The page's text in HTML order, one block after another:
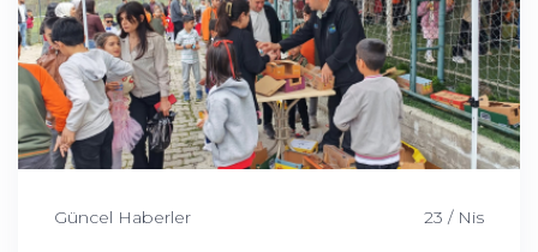
Güncel Haberler 23 / Nis